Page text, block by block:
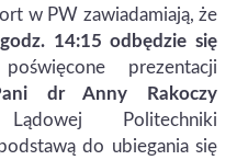
w PW zawiadamiają, że
14:15 odbędzie się
prezentacji
dr Anny Rakoczy
Politechniki
do ubiegania się